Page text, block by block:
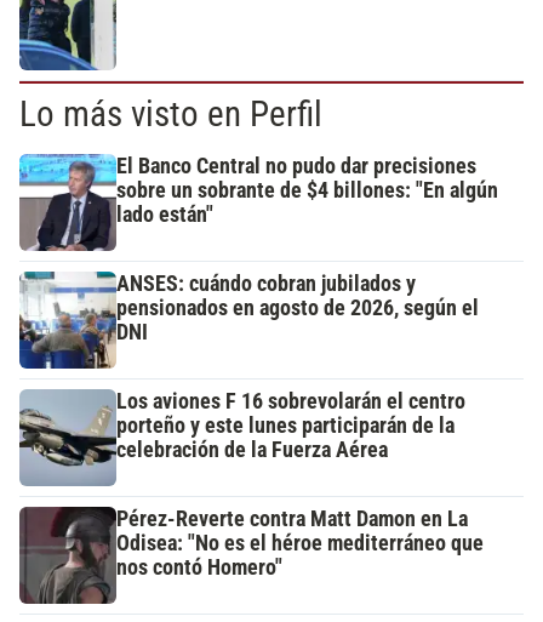
Lo más visto en Perfil
El Banco Central no pudo dar precisiones
sobre un sobrante de $4 billones: "En algún
lado están"
ANSES: cuándo cobran jubilados y
pensionados en agosto de 2026, según el
DNI
Los aviones F 16 sobrevolarán el centro
porteño y este lunes participarán de la
celebración de la Fuerza Aérea
Pérez-Reverte contra Matt Damon en La
Odisea: "No es el héroe mediterráneo que
nos contó Homero"